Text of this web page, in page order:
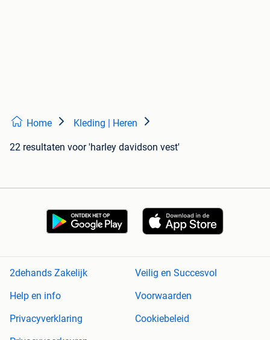
Home Kleding | Heren
22 resultaten voor 'harley davidson vest'
2dehands Zakelijk
Veilig en Succesvol
Help en info
Voorwaarden
Privacyverklaring
Cookiebeleid